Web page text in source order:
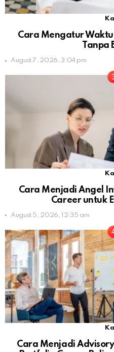
Cara Mengatur
Tanpa
August 7, 2026, 3:04 pm
Cara Menjadi Angel
Career untuk
August 5, 2026, 12:35 am
Cara Menjadi